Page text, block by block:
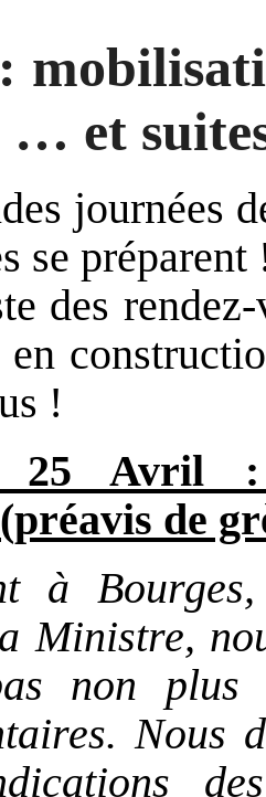
… et
journées
se préparent
des
en
!
25 Avril :
de
à
Ministre,
non plus
Nous